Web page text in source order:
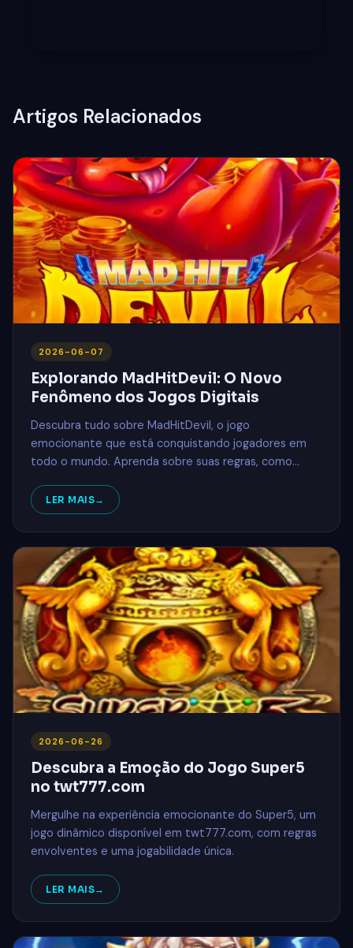
Artigos Relacionados
2026-06-07
Explorando MadHitDevil: O Novo
Fenômeno dos Jogos Digitais
Descubra tudo sobre MadHitDevil, o jogo
emocionante que está conquistando jogadores em
todo o mundo. Aprenda sobre suas regras, como
LER MAIS
2026-06-26
Descubra a Emoção do Jogo Super5
no twt777.com
Mergulhe na experiência emocionante do Super5, um
jogo dinâmico disponível em twt777.com, com regras
envolventes e uma jogabilidade única.
LER MAIS